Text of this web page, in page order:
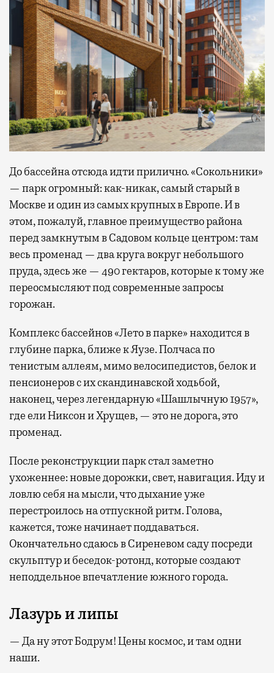
До бассейна отсюда идти прилично. «Сокольники»
— парк огромный: как-никак, самый старый в
Москве и один из самых крупных в Европе. И в
этом, пожалуй, главное преимущество района
перед замкнутым в Садовом кольце центром: там
весь променад — два круга вокруг небольшого
пруда, здесь же — 490 гектаров, которые к тому же
переосмысляют под современные запросы
горожан.
Комплекс бассейнов «Лето в парке» находится в
глубине парка, ближе к Яузе. Полчаса по
тенистым аллеям, мимо велосипедистов, белок и
пенсионеров с их скандинавской ходьбой,
наконец, через легендарную «Шашлычную 1957»,
где ели Никсон и Хрущев, — это не дорога, это
променад.
После реконструкции парк стал заметно
ухоженнее: новые дорожки, свет, навигация. Иду и
ловлю себя на мысли, что дыхание уже
перестроилось на отпускной ритм. Голова,
кажется, тоже начинает поддаваться.
Окончательно сдаюсь в Сиреневом саду посреди
скульптур и беседок-ротонд, которые создают
неподдельное впечатление южного города.
Лазурь и липы
— Да ну этот Бодрум! Цены космос, и там одни
наши.